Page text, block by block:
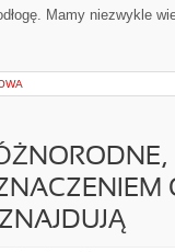
Mamy niezwykle